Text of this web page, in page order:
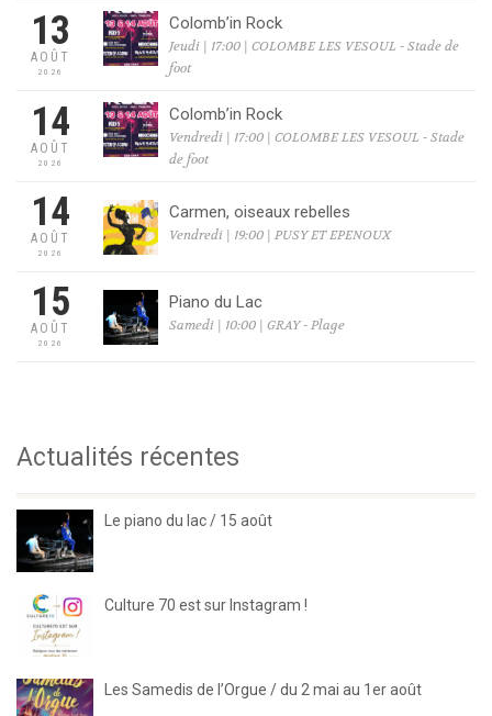
13
AOÛT
2026
Colomb’in Rock
Jeudi | 17:00 | COLOMBE LES VESOUL - Stade de
foot
14
AOÛT
2026
Colomb’in Rock
Vendredi | 17:00 | COLOMBE LES VESOUL - Stade
de foot
14
AOÛT
2026
Carmen, oiseaux rebelles
Vendredi | 19:00 | PUSY ET EPENOUX
15
AOÛT
2026
Piano du Lac
Samedi | 10:00 | GRAY - Plage
Actualités récentes
Le piano du lac / 15 août
Culture 70 est sur Instagram !
Les Samedis de l’Orgue / du 2 mai au 1er août